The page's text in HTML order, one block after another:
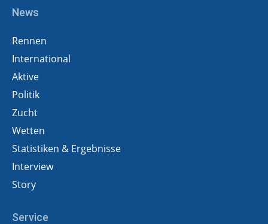
News
Rennen
International
Aktive
Politik
Zucht
Wetten
Statistiken & Ergebnisse
Interview
Story
Service